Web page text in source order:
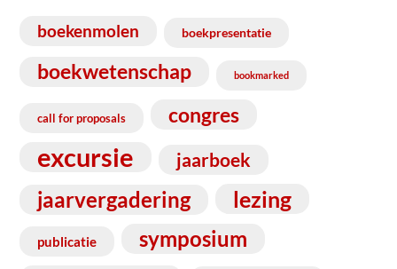
boekenmolen boekpresentatie
boekwetenschap bookmarked
call for proposals congres
excursie jaarboek
jaarvergadering lezing
publicatie symposium